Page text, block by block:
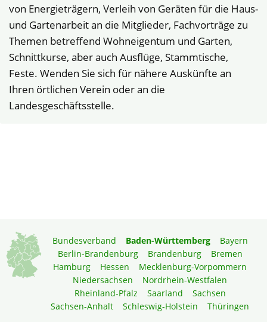
von Energieträgern, Verleih von Geräten für die Haus-
und Gartenarbeit an die Mitglieder, Fachvorträge zu
Themen betreffend Wohneigentum und Garten,
Schnittkurse, aber auch Ausflüge, Stammtische,
Feste. Wenden Sie sich für nähere Auskünfte an
Ihren örtlichen Verein oder an die
Landesgeschäftsstelle.
Bundesverband Baden-Württemberg
Bayern
Berlin-Brandenburg
Brandenburg
Bremen
Hamburg
Hessen
Mecklenburg-Vorpommern
Niedersachsen
Nordrhein-Westfalen
Rheinland-Pfalz
Saarland
Sachsen
Sachsen-Anhalt
Schleswig-Holstein
Thüringen